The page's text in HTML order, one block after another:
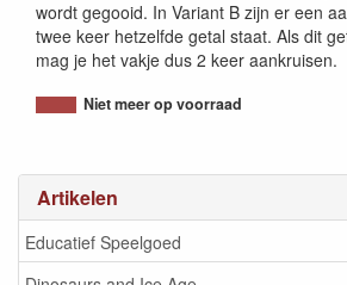
Artikelen
Educatief Speelgoed
wordt gegooid. In Variant B zijn er een
twee keer hetzelfde getal staat. Als dit
mag je het vakje dus 2 keer aankruisen.
Niet meer op voorraad